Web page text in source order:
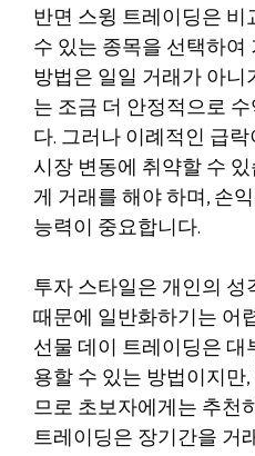
반면 스윙 트레이딩은
수 있는 종목을 선택하
방법은 일일 거래가 아
는 조금 더 안정적으로
다. 그러나 이례적인 급
시장 변동에 취약할 수
게 거래를 해야 하며, 손
능력이 중요합니다.
투자 스타일은 개인의
때문에 일반화하기는 어
선물 데이 트레이딩은
용할 수 있는 방법이지
므로 초보자에게는 추천
트레이딩은 장기간을 거